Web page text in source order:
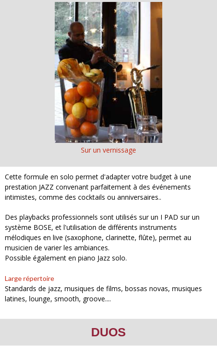
Sur un vernissage
Cette formule en solo permet d'adapter votre budget à une
prestation JAZZ convenant parfaitement à des événements
intimistes, comme des cocktails ou anniversaires..
Des playbacks professionnels sont utilisés sur un I PAD sur un
système BOSE, et l'utilisation de différents instruments
mélodiques en live (saxophone, clarinette, flûte), permet au
musicien de varier les ambiances.
Possible également en piano Jazz solo.
Large répertoire
Standards de jazz, musiques de films, bossas novas, musiques
latines, lounge, smooth, groove....
DUOS